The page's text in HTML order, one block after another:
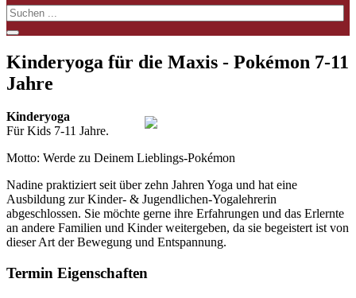
Kinderyoga für die Maxis - Pokémon 7-11
Jahre
Kinderyoga
Für Kids 7-11 Jahre.
Motto: Werde zu Deinem Lieblings-Pokémon
Nadine praktiziert seit über zehn Jahren Yoga und hat eine
Ausbildung zur Kinder- & Jugendlichen-Yogalehrerin
abgeschlossen. Sie möchte gerne ihre Erfahrungen und das Erlernte
an andere Familien und Kinder weitergeben, da sie begeistert ist von
dieser Art der Bewegung und Entspannung.
Termin Eigenschaften